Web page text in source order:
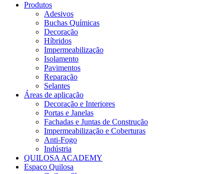
Produtos
Adesivos
Buchas Químicas
Decoração
Híbridos
Impermeabilização
Isolamento
Pavimentos
Reparação
Selantes
Áreas de aplicação
Decoração e Interiores
Portas e Janelas
Fachadas e Juntas de Construção
Impermeabilização e Coberturas
Anti-Fogo
Indústria
QUILOSA ACADEMY
Espaço Quilosa